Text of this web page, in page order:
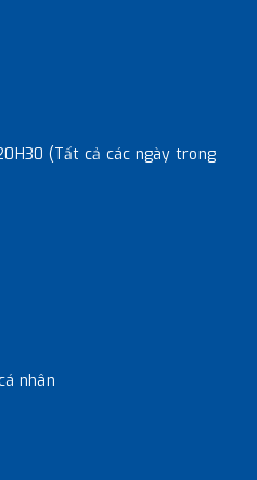
(Tất cả các ngày trong
nhân